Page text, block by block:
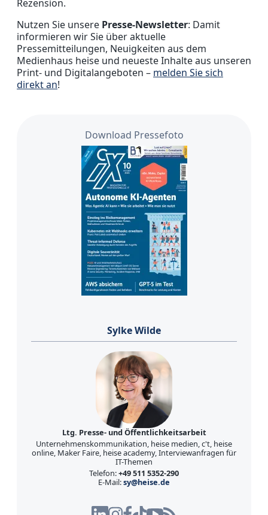
Rezension.
Nutzen Sie unsere Presse-Newsletter: Damit
informieren wir Sie über aktuelle
Pressemitteilungen, Neuigkeiten aus dem
Medienhaus heise und neueste Inhalte aus unseren
Print- und Digitalangeboten – melden Sie sich
direkt an!
Download Pressefoto
Sylke Wilde
Ltg. Presse- und Öffentlichkeitsarbeit
Unternehmenskommunikation, heise medien, c't, heise
online, Maker Faire, heise academy, Interviewanfragen für
IT-Themen
Telefon:+49 511 5352-290
E-Mail:sy@heise.de